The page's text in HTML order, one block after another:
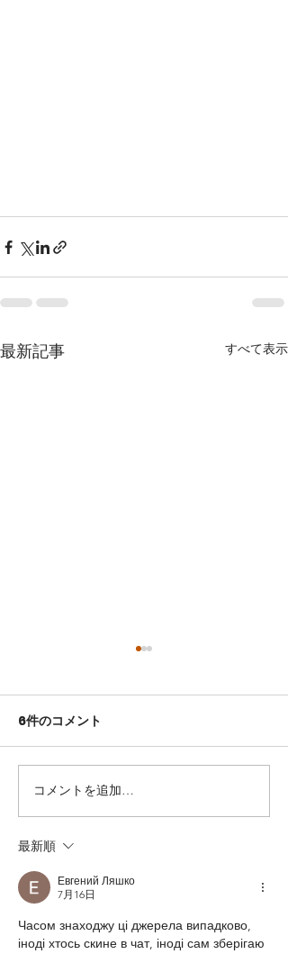
最新記事 すべて表示
新年あけましておめでとうご
ざいます。 以下の通り、令和
８年の新年診療開始をお知ら
せいたします。 令和8年1月5
よろしくお願い申し上げま
す。
6件のコメント
コメントを追加…
最新順
Евгений Ляшко
7月16日
Часом знаходжу ці джерела випадково,
іноді хтось скине в чат, іноді сам зберігаю